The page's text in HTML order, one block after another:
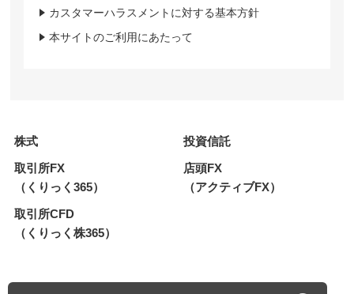
カスタマーハラスメントに対する基本方針
本サイトのご利用にあたって
株式
投資信託
取引所FX
（くりっく365）
店頭FX
（アクティブFX）
取引所CFD
（くりっく株365）